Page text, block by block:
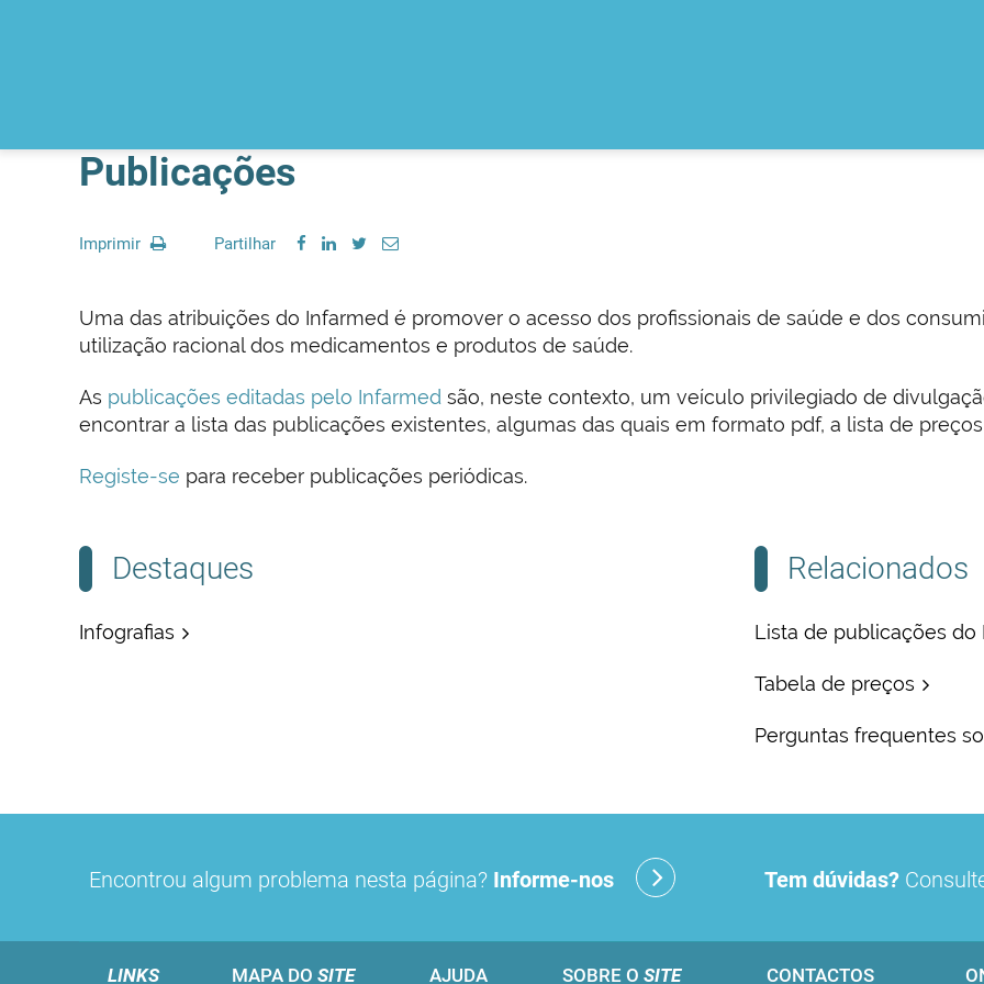
Publicações
Imprimir Partilhar
Uma das atribuições do Infarmed é promover o acesso dos profissionais de saúde e dos
utilização racional dos medicamentos e produtos de saúde.
As publicações editadas pelo Infarmed são, neste contexto, um veículo privilegiado de
encontrar a lista das publicações existentes, algumas das quais em formato pdf, a lista de
Registe-se para receber publicações periódicas.
Destaques
Infografias
Relacionados
Lista de publicações do
Tabela de preços
Perguntas frequentes
Encontrou algum problema nesta página? Informe-nos Tem dúvidas?
LINKS MAPA DO SITE AJUDA SOBRE O SITE CONTACTOS